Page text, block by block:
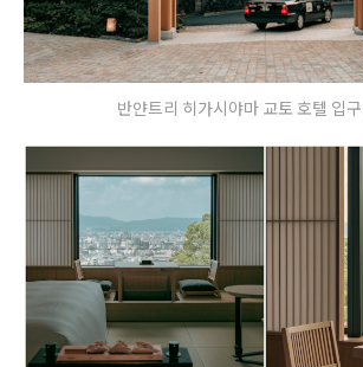
반얀트리 히가시야마 교토 호텔 입